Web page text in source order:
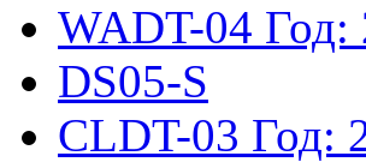
WADT-04 Год:
DS05-S
CLDT-03 Год: